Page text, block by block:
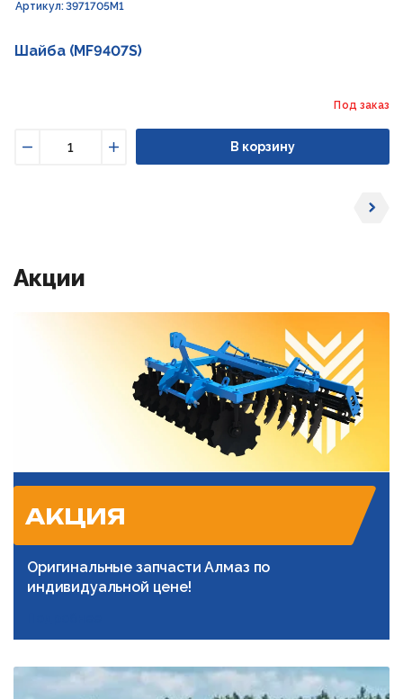
Артикул: 3971705M1
Шайба (MF9407S)
Под заказ
Увеличить
В корзину
Акции
АКЦИЯ
Оригинальные запчасти Алмаз по
индивидуальной цене!